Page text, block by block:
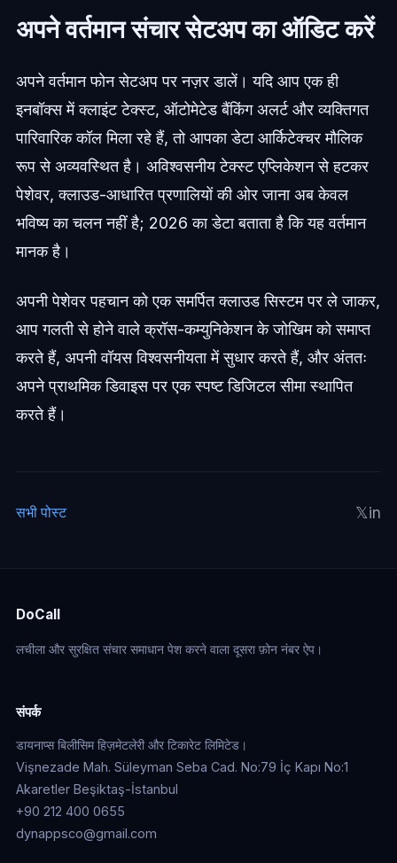
अपने वर्तमान संचार सेटअप का ऑडिट करें
अपने वर्तमान फोन सेटअप पर नज़र डालें। यदि आप एक ही
इनबॉक्स में क्लाइंट टेक्स्ट, ऑटोमेटेड बैंकिंग अलर्ट और व्यक्तिगत
पारिवारिक कॉल मिला रहे हैं, तो आपका डेटा आर्किटेक्चर मौलिक
रूप से अव्यवस्थित है। अविश्वसनीय टेक्स्ट एप्लिकेशन से हटकर
पेशेवर, क्लाउड-आधारित प्रणालियों की ओर जाना अब केवल
भविष्य का चलन नहीं है; 2026 का डेटा बताता है कि यह वर्तमान
मानक है।
अपनी पेशेवर पहचान को एक समर्पित क्लाउड सिस्टम पर ले जाकर,
आप गलती से होने वाले क्रॉस-कम्युनिकेशन के जोखिम को समाप्त
करते हैं, अपनी वॉयस विश्वसनीयता में सुधार करते हैं, और अंततः
अपने प्राथमिक डिवाइस पर एक स्पष्ट डिजिटल सीमा स्थापित
करते हैं।
सभी पोस्ट 𝕏in
DoCall
लचीला और सुरक्षित संचार समाधान पेश करने वाला दूसरा फ़ोन नंबर ऐप।
संपर्क
डायनाप्स बिलीसिम हिज़मेटलेरी और टिकारेट लिमिटेड।
Vişnezade Mah. Süleyman Seba Cad. No:79 İç Kapı No:1
Akaretler Beşiktaş-İstanbul
+90 212 400 0655
dynappsco@gmail.com